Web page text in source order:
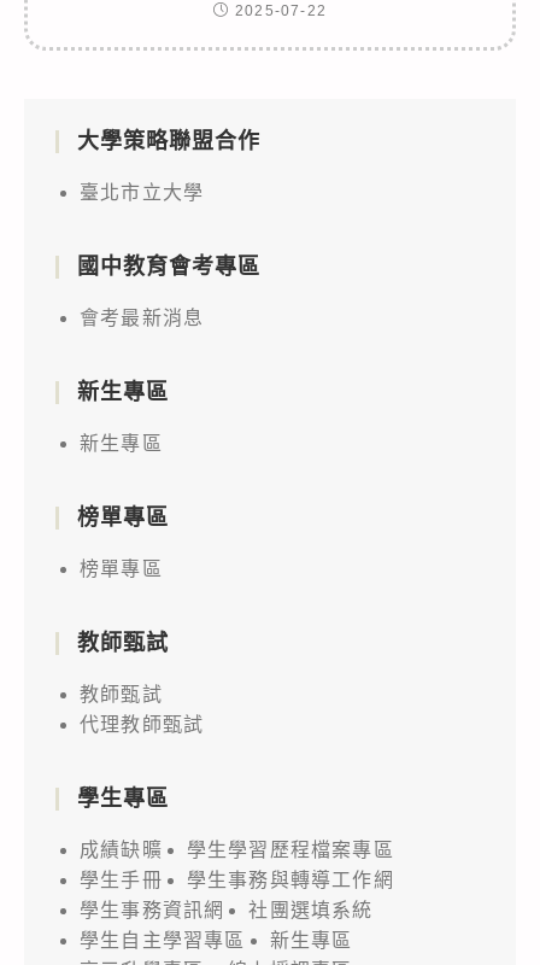
2025-07-22
大學策略聯盟合作
臺北市立大學
國中教育會考專區
會考最新消息
新生專區
新生專區
榜單專區
榜單專區
教師甄試
教師甄試
代理教師甄試
學生專區
成績缺曠
學生學習歷程檔案專區
學生手冊
學生事務與轉導工作網
學生事務資訊網
社團選填系統
學生自主學習專區
新生專區